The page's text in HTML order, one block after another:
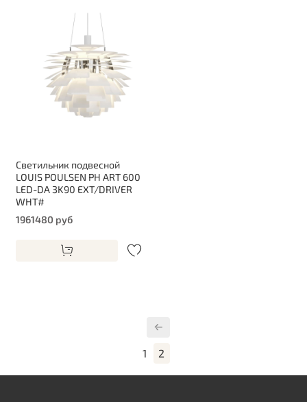
Светильник подвесной
LOUIS POULSEN PH ART 600
LED-DA 3K90 EXT/DRIVER
WHT#
1961480 руб
1 2